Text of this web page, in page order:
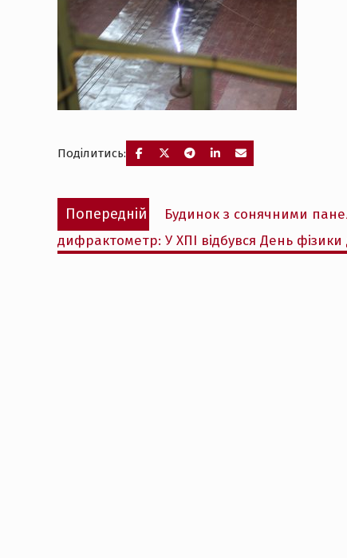
Поділитись:
Навігація
записів
Попередній
Попередній
запис:
Будинок з сонячними
дифрактометр: У ХПІ відбувся День фізики